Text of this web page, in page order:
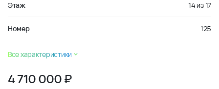
Этаж 14 из17
Номер 125
Все характеристики
4 710 000₽